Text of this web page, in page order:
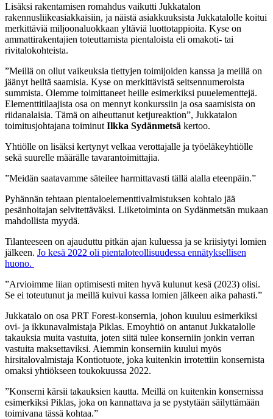
Lisäksi rakentamisen romahdus vaikutti Jukkatalon
rakennusliikeasiakkaisiin, ja näistä asiakkuuksista Jukkatalolle koitui
merkittäviä miljoonaluokkaan yltäviä luottotappioita. Kyse on
ammattirakentajien toteuttamista pientaloista eli omakoti- tai
rivitalokohteista.
”Meillä on ollut vaikeuksia tiettyjen toimijoiden kanssa ja meillä on
jäänyt heiltä saamisia. Kyse on merkittävistä seitsennumeroista
summista. Olemme toimittaneet heille esimerkiksi puuelementtejä.
Elementtitilaajista osa on mennyt konkurssiin ja osa saamisista on
riidanalaisia. Tämä on aiheuttanut ketjureaktion”, Jukkatalon
toimitusjohtajana toiminut Ilkka Sydänmetsä kertoo.
Yhtiölle on lisäksi kertynyt velkaa verottajalle ja työeläkeyhtiölle
sekä suurelle määrälle tavarantoimittajia.
”Meidän saatavamme säteilee harmittavasti tällä alalla eteenpäin.”
Pyhännän tehtaan pientaloelementtivalmistuksen kohtalo jää
pesänhoitajan selvitettäväksi. Liiketoiminta on Sydänmetsän mukaan
mahdollista myydä.
Tilanteeseen on ajauduttu pitkän ajan kuluessa ja se kriisiytyi lomien
jälkeen. Jo kesä 2022 oli pientaloteollisuudessa ennätyksellisen
huono.
”Arvioimme liian optimisesti miten hyvä kulunut kesä (2023) olisi.
Se ei toteutunut ja meillä kuivui kassa lomien jälkeen aika pahasti.”
Jukkatalo on osa PRT Forest-konsernia, johon kuuluu esimerkiksi
ovi- ja ikkunavalmistaja Piklas. Emoyhtiö on antanut Jukkatalolle
takauksia muita vastuita, joten siitä tulee konserniin jonkin verran
vastuita maksettaviksi. Aiemmin konserniin kuului myös
hirsitalovalmistaja Kontiotuote, joka kuitenkin irrotettiin konsernista
omaksi yhtiökseen toukokuussa 2022.
”Konserni kärsii takauksien kautta. Meillä on kuitenkin konsernissa
esimerkiksi Piklas, joka on kannattava ja se pystytään säilyttämään
toimivana tässä kohtaa.”